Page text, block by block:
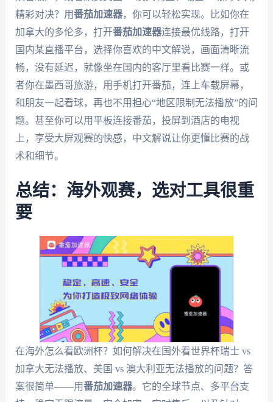
精彩对决？用番茄加速器，你可以轻松实现。比如你在
加拿大的多伦多，打开番茄加速器连接最优线路，打开
国内某直播平台，选择你喜欢的中文解说，画面清晰流
畅，没有延迟，就像坐在国内的客厅里看比赛一样。或
者你在墨西哥旅游，用手机打开番茄，连上车载屏幕，
和朋友一起看球，再也不用担心“地区限制无法播放”的问
题。甚至你可以用平板连接番茄，投屏到酒店的电视
上，享受大屏观赛的快感，中文解说让你更懂比赛的战
术和细节。
总结：海外观赛，选对工具很重
要
在海外怎么看欧洲杯？如何解决在国外看世界杯瑞士 vs
加拿大无法播放、美国 vs 澳大利亚无法播放的问题？答
案很简单——用番茄加速器。它的全球节点、多平台支